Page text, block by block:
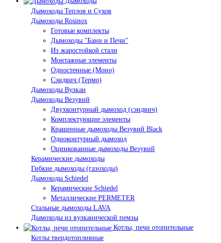
Дымоходы Теплов и Сухов
Дымоходы Rosinox
Готовые комплекты
Дымоходы "Бани и Печи"
Из жаростойкой стали
Монтажные элементы
Одностенные (Моно)
Сэндвич (Термо)
Дымоходы Вулкан
Дымоходы Везувий
Двухконтурный дымоход (сэндвич)
Комплектующие элементы
Крашенные дымоходы Везувий Black
Одноконтурный дымоход
Оцинкованные дымоходы Везувий
Керамические дымоходы
Гибкие дымоходы (газоходы)
Дымоходы Schiedel
Керамические Schiedel
Металлические PERMETER
Стальные дымоходы LAVA
Дымоходы из вулканической пемзы
Котлы, печи отопительные
Котлы твердотопливные